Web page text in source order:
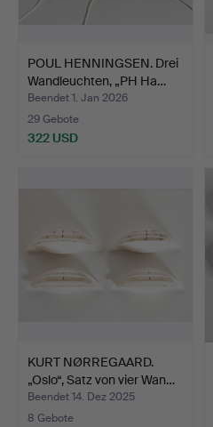
POUL HENNINGSEN. Drei
Wandleuchten, „PH Ha…
Beendet 1. Jan 2026
29 Gebote
322 USD
KURT NØRREGAARD.
„Oslo“, Satz von vier Wan…
Beendet 14. Dez 2025
8 Gebote